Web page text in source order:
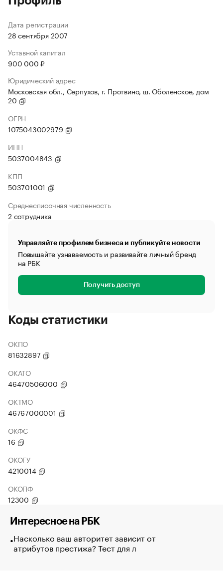
Дата регистрации
28 сентября 2007
Уставной капитал
900 000 ₽
Юридический адрес
Московская обл., Серпухов, г. Протвино, ш. Оболенское, дом
20
ОГРН
1075043002979
ИНН
5037004843
КПП
503701001
Среднесписочная численность
2 сотрудника
Управляйте профилем бизнеса и публикуйте новости
Повышайте узнаваемость и развивайте личный бренд
на РБК
Получить доступ
Коды статистики
ОКПО
81632897
ОКАТО
46470506000
ОКТМО
46767000001
ОКФС
16
ОКОГУ
4210014
ОКОПФ
12300
Интересное на РБК
Насколько ваш авторитет зависит от
атрибутов престижа? Тест для л